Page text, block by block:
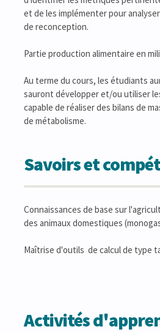
et de les implémenter pour
de reconception.
Partie production alimentaire en
Au terme du cours, les étudiants
sauront développer et/ou utiliser
capable de réaliser des bilans de
de métabolisme.
Savoirs et
Connaissances de base sur
des animaux domestiques
Maîtrise d'outils de calcul de type
Activités